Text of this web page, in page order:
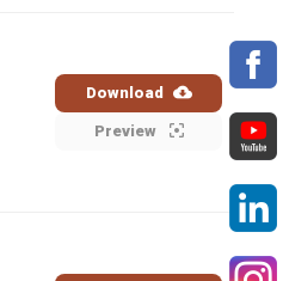
Download
Preview